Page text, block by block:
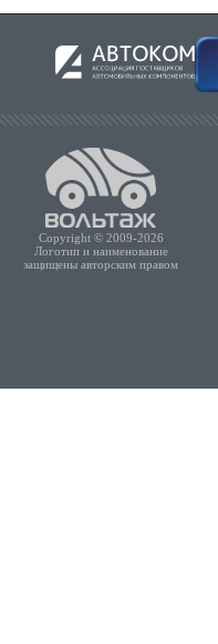
Copyright © 2009-2026
Логотип и наименование
защищены авторским правом